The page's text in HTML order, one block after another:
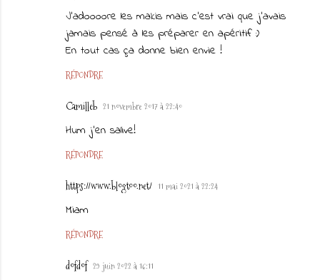
J'adoooore les makis mais c'est vrai que j'avais
jamais pensé à les préparer en apéritif :)
En tout cas ça donne bien envie !
RÉPONDRE
Camilleb 21 novembre 2017 à 22:40
Hum j'en salive!
RÉPONDRE
https://www.blogtoo.net/ 11 mai 2021 à 22:24
Miam
RÉPONDRE
dofdof 29 juin 2022 à 16:11